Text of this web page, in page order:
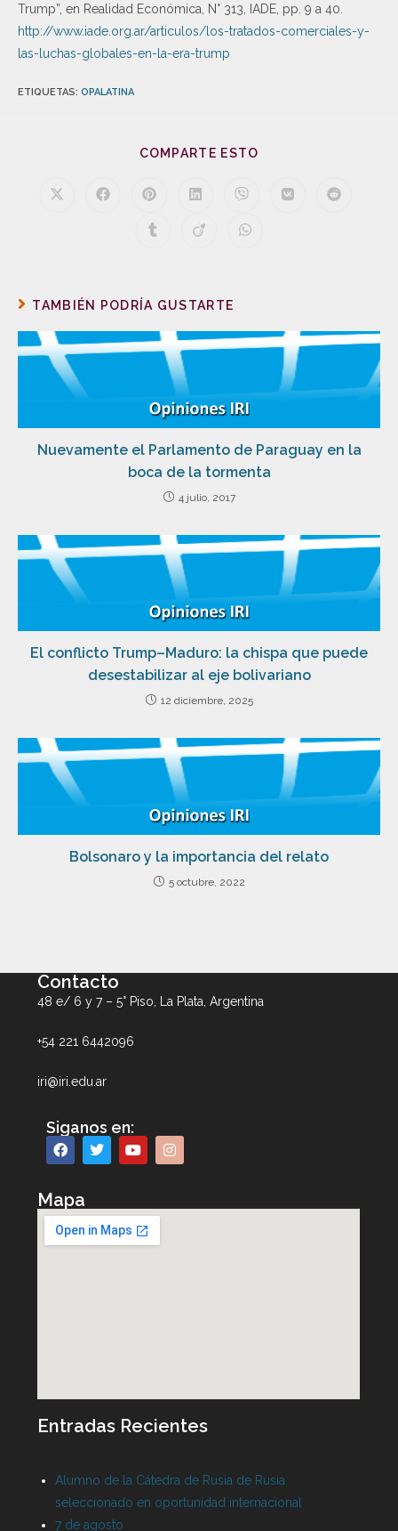
Trump”, en Realidad Económica, N° 313, IADE, pp. 9 a 40.
http://www.iade.org.ar/articulos/los-tratados-comerciales-y-
las-luchas-globales-en-la-era-trump
ETIQUETAS: OPALATINA
COMPARTE ESTO
TAMBIÉN PODRÍA GUSTARTE
Nuevamente el Parlamento de Paraguay en la
boca de la tormenta
4 julio, 2017
El conflicto Trump–Maduro: la chispa que puede
desestabilizar al eje bolivariano
12 diciembre, 2025
Bolsonaro y la importancia del relato
5 octubre, 2022
Contacto
48 e/ 6 y 7 – 5° Piso, La Plata, Argentina
+54 221 6442096
iri@iri.edu.ar
Siganos en:
Mapa
Entradas Recientes
Alumno de la Cátedra de Rusia de Rusia
seleccionado en oportunidad internacional
7 de agosto